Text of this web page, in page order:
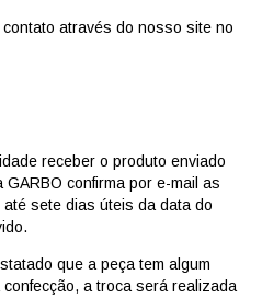
através do nosso site no
receber o produto enviado
confirma por e-mail as
sete dias úteis da data do
que a peça tem algum
a troca será realizada